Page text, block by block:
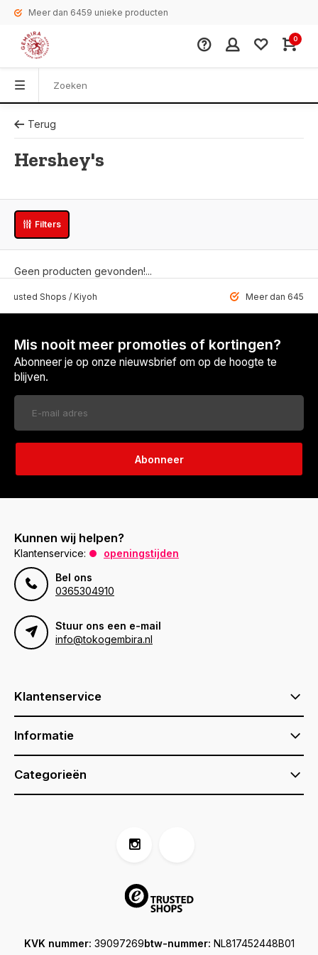
Meer dan 6459 unieke producten
0
Terug
Hershey's
Filters
Geen producten gevonden!...
Shops / Kiyoh Meer dan 6459
Mis nooit meer promoties of kortingen?
Abonneer je op onze nieuwsbrief om op de hoogte te
blijven.
Abonneer
Kunnen wij helpen?
Klantenservice:
openingstijden
Bel ons
0365304910
Stuur ons een e-mail
info@tokogembira.nl
Klantenservice
Informatie
Categorieën
KVK nummer: 39097269btw-nummer: NL817452448B01